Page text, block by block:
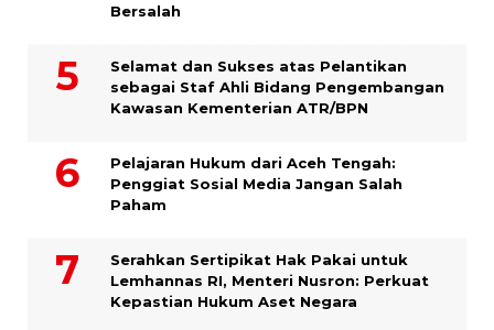
Bersalah
Selamat dan Sukses atas Pelantikan
sebagai Staf Ahli Bidang Pengembangan
Kawasan Kementerian ATR/BPN
Pelajaran Hukum dari Aceh Tengah:
Penggiat Sosial Media Jangan Salah
Paham
Serahkan Sertipikat Hak Pakai untuk
Lemhannas RI, Menteri Nusron: Perkuat
Kepastian Hukum Aset Negara